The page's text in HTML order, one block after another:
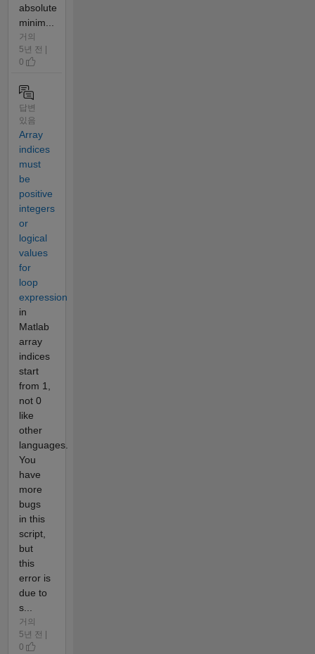
absolute
minim...
거의
5년 전 |
0
답변
있음
Array
indices
must
be
positive
integers
or
logical
values
for
loop
expression
in
Matlab
array
indices
start
from 1,
not 0
like
other
languages.
You
have
more
bugs
in this
script,
but
this
error is
due to
s...
거의
5년 전 |
0